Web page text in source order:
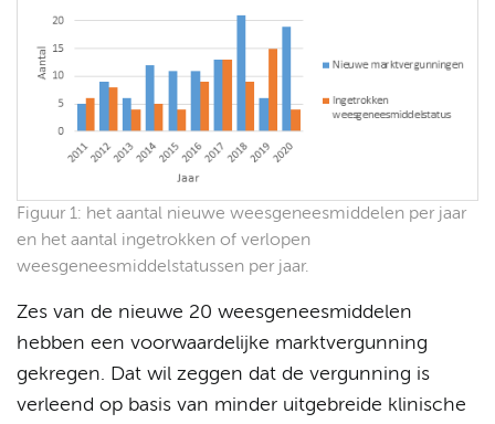
Figuur 1: het aantal nieuwe weesgeneesmiddelen per jaar
en het aantal ingetrokken of verlopen
weesgeneesmiddelstatussen per jaar.
Zes van de nieuwe 20 weesgeneesmiddelen
hebben een voorwaardelijke marktvergunning
gekregen. Dat wil zeggen dat de vergunning is
verleend op basis van minder uitgebreide klinische